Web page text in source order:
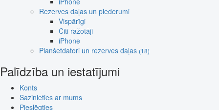
Rezerves daļas un piederumi
Vispārīgi
Citi ražotāji
iPhone
Planšetdatori un rezerves daļas (18)
Palīdzība un iestatījumi
Konts
Sazinieties ar mums
Pieslēgties